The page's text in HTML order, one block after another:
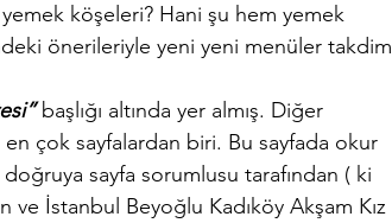
köşeleri? Hani şu hem yemek
önerileriyle yeni yeni menüler takdim
başlığı altında yer almış. Diğer
çok sayfalardan biri. Bu sayfada okur
sayfa sorumlusu tarafından ( ki
İstanbul Beyoğlu Kadıköy Akşam Kız